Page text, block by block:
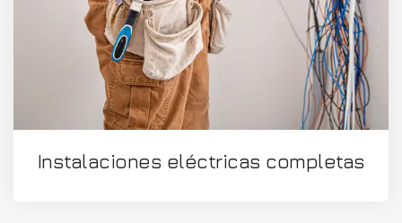
Instalaciones eléctricas completas